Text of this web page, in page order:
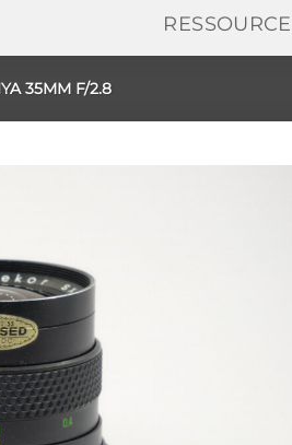
35MM F/2.8